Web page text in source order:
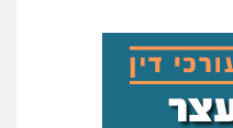
צווארון לבן